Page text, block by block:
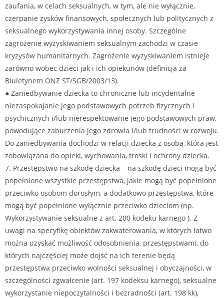
zaufania, w celach seksualnych, w tym, ale nie wyłącznie,
czerpanie zysków finansowych, społecznych lub politycznych z
seksualnego wykorzystywania innej osoby. Szczególne
zagrożenie wyzyskiwaniem seksualnym zachodzi w czasie
kryzysów humanitarnych. Zagrożenie wyzyskiwaniem istnieje
zarówno wobec dzieci jak i ich opiekunów (definicja za
Biuletynem ONZ ST/SGB/2003/13).
● Zaniedbywanie dziecka to chroniczne lub incydentalne
niezaspokajanie jego podstawowych potrzeb fizycznych i
psychicznych i/lub nierespektowanie jego podstawowych praw,
powodujące zaburzenia jego zdrowia i/lub trudności w rozwoju.
Do zaniedbywania dochodzi w relacji dziecka z osobą, która jest
zobowiązana do opieki, wychowania, troski i ochrony dziecka.
7. Przestępstwo na szkodę dziecka – na szkodę dzieci mogą być
popełnione wszystkie przestępstwa, jakie mogą być popełnione
przeciwko osobom dorosłym, a dodatkowo przestępstwa, które
mogą być popełnione wyłącznie przeciwko dzieciom (np.
Wykorzystywanie seksualne z art. 200 kodeku karnego ). Z
uwagi na specyfikę obiektów zakwaterowania, w których łatwo
można uzyskać możliwość odosobnienia, przestępstwami, do
których najczęściej może dojść na ich terenie będą
przestępstwa przeciwko wolności seksualnej i obyczajności, w
szczególności zgwałcenie (art. 197 kodeksu karnego), seksualne
wykorzystanie niepoczytalności i bezradności (art. 198 kk),